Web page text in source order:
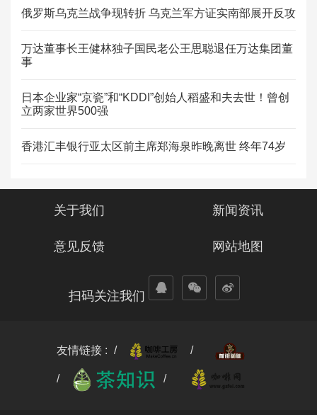
俄罗斯乌克兰战争现转折 乌克兰军方证实南部展开反攻
万达董事长王健林独子国民老公王思聪退任万达集团董
事
日本企业家“京瓷”和“KDDI”创始人稻盛和夫去世！曾创
立两家世界500强
香港汇丰银行亚太区前主席郑海泉昨晚离世 终年74岁
关于我们 新闻资讯
意见反馈 网站地图
扫码关注我们
友情链接 :